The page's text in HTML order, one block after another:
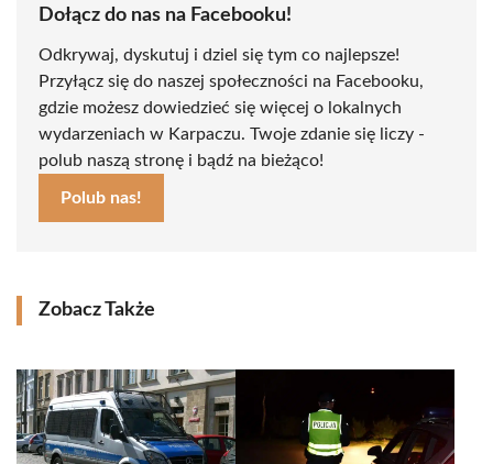
Dołącz do nas na Facebooku!
Odkrywaj, dyskutuj i dziel się tym co najlepsze!
Przyłącz się do naszej społeczności na Facebooku,
gdzie możesz dowiedzieć się więcej o lokalnych
wydarzeniach w Karpaczu. Twoje zdanie się liczy -
polub naszą stronę i bądź na bieżąco!
Polub nas!
Zobacz Także